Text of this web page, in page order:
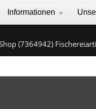
Informationen
(7364942)